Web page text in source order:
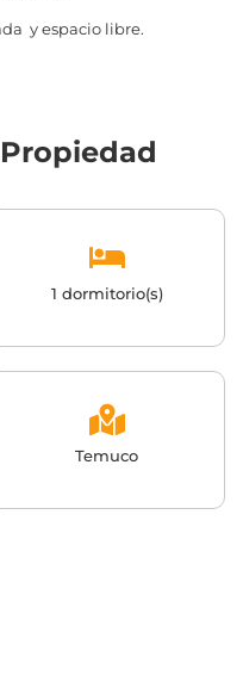
y espacio libre.
1 dormitorio(s)
Temuco